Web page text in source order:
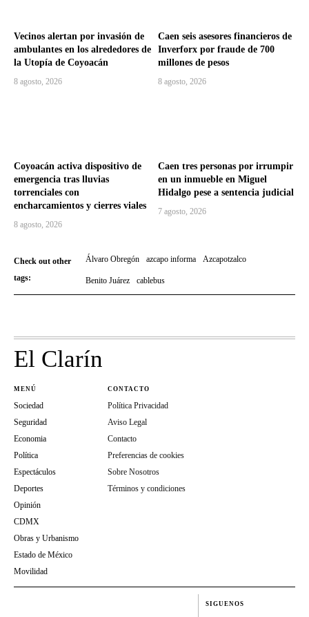
Vecinos alertan por invasión de
ambulantes en los alrededores de
la Utopía de Coyoacán
8 agosto, 2026
Caen seis asesores financieros de
Inverforx por fraude de 700
millones de pesos
8 agosto, 2026
Coyoacán activa dispositivo de
emergencia tras lluvias
torrenciales con
encharcamientos y cierres viales
8 agosto, 2026
Caen tres personas por irrumpir
en un inmueble en Miguel
Hidalgo pese a sentencia judicial
7 agosto, 2026
Check out other
tags:
Álvaro Obregón azcapo informa Azcapotzalco
Benito Juárez cablebus
El Clarín
MENÚ
Sociedad
Seguridad
Economia
Política
Espectáculos
Deportes
Opinión
CDMX
Obras y Urbanismo
Estado de México
Movilidad
CONTACTO
Política Privacidad
Aviso Legal
Contacto
Preferencias de cookies
Sobre Nosotros
Términos y condiciones
SIGUENOS